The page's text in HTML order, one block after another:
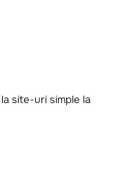
site-uri simple la